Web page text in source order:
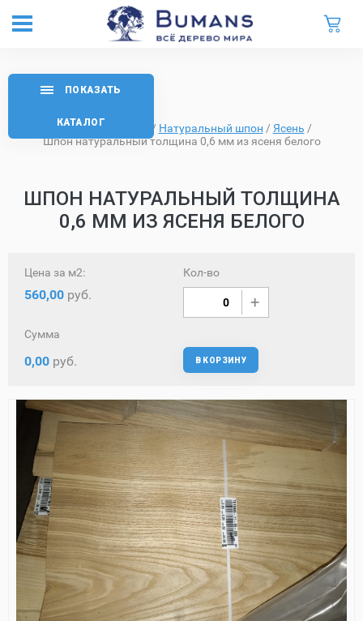
Главная / / Натуральный шпон / Ясень /
Шпон натуральный толщина 0,6 мм из ясеня белого
ШПОН НАТУРАЛЬНЫЙ ТОЛЩИНА
0,6 ММ ИЗ ЯСЕНЯ БЕЛОГО
ПОКАЗАТЬ
КАТАЛОГ
Цена за м2:
560,00 руб.
Кол-во
Сумма
0,00 руб. В КОРЗИНУ